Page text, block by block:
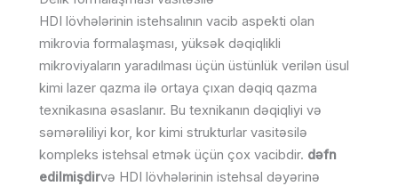
HDI lövhələrinin istehsalının vacib aspekti olan
mikrovia formalaşması, yüksək dəqiqlikli
mikroviyaların yaradılması üçün üstünlük verilən üsul
kimi lazer qazma ilə ortaya çıxan dəqiq qazma
texnikasına əsaslanır. Bu texnikanın dəqiqliyi və
səmərəliliyi kor, kor kimi strukturlar vasitəsilə
kompleks istehsal etmək üçün çox vacibdir. dəfn
edilmişdirvə HDI lövhələrinin istehsal dəyərinə